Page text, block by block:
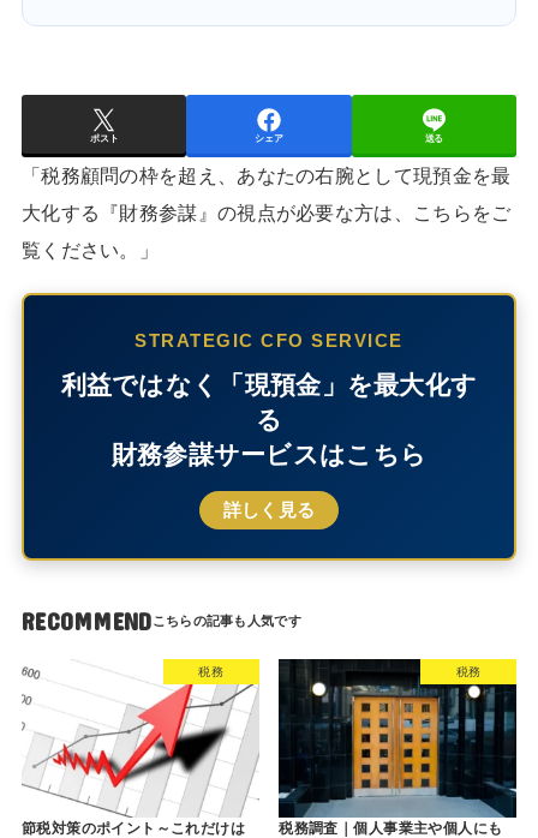
ポスト シェア 送る
「税務顧問の枠を超え、あなたの右腕として現預金を最
大化する『財務参謀』の視点が必要な方は、こちらをご
覧ください。」
STRATEGIC CFO SERVICE
利益ではなく「現預金」を最大化す
る
財務参謀サービスはこちら
詳しく見る
RECOMMEND
税務
節税対策のポイント～これだけは
税務
税務調査｜個人事業主や個人にも